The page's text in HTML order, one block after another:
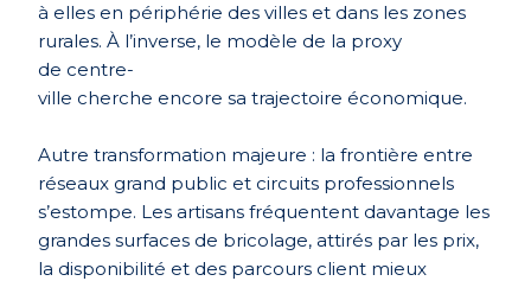
à elles en périphérie des villes et dans les zones
rurales. À l’inverse, le modèle de la proxy
de centre-
ville cherche encore sa trajectoire économique.
Autre transformation majeure : la frontière entre
réseaux grand public et circuits professionnels
s’estompe. Les artisans fréquentent davantage les
grandes surfaces de bricolage, attirés par les prix,
la disponibilité et des parcours client mieux